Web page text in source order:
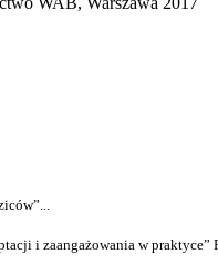
i zaangażowania w praktyce”